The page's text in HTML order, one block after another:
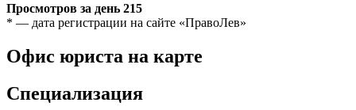
Просмотров за день 215
* — дата регистрации на сайте «ПравоЛев»
Офис юриста на карте
Специализация